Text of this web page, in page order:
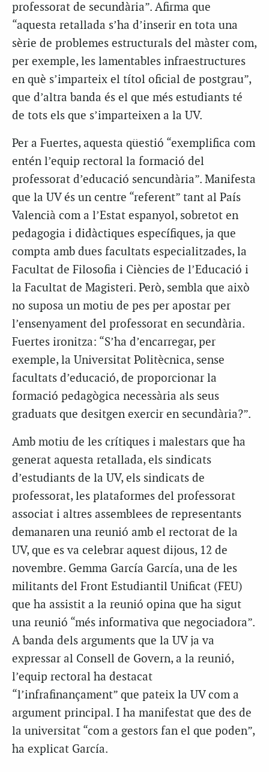
professorat de secundària”. Afirma que
“aquesta retallada s’ha d’inserir en tota una
sèrie de problemes estructurals del màster com,
per exemple, les lamentables infraestructures
en què s’imparteix el títol oficial de postgrau”,
que d’altra banda és el que més estudiants té
de tots els que s’imparteixen a la UV.
Per a Fuertes, aquesta qüestió “exemplifica com
entén l’equip rectoral la formació del
professorat d’educació sencundària”. Manifesta
que la UV és un centre “referent” tant al País
Valencià com a l’Estat espanyol, sobretot en
pedagogia i didàctiques específiques, ja que
compta amb dues facultats especialitzades, la
Facultat de Filosofia i Ciències de l’Educació i
la Facultat de Magisteri. Però, sembla que això
no suposa un motiu de pes per apostar per
l’ensenyament del professorat en secundària.
Fuertes ironitza: “S’ha d’encarregar, per
exemple, la Universitat Politècnica, sense
facultats d’educació, de proporcionar la
formació pedagògica necessària als seus
graduats que desitgen exercir en secundària?”.
Amb motiu de les crítiques i malestars que ha
generat aquesta retallada, els sindicats
d’estudiants de la UV, els sindicats de
professorat, les plataformes del professorat
associat i altres assemblees de representants
demanaren una reunió amb el rectorat de la
UV, que es va celebrar aquest dijous, 12 de
novembre. Gemma García García, una de les
militants del Front Estudiantil Unificat (FEU)
que ha assistit a la reunió opina que ha sigut
una reunió “més informativa que negociadora”.
A banda dels arguments que la UV ja va
expressar al Consell de Govern, a la reunió,
l’equip rectoral ha destacat
“l’infrafinançament” que pateix la UV com a
argument principal. I ha manifestat que des de
la universitat “com a gestors fan el que poden”,
ha explicat García.